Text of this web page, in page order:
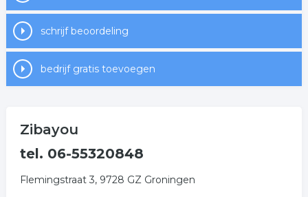
schrijf beoordeling
bedrijf gratis toevoegen
Zibayou
tel. 06-55320848
Flemingstraat 3, 9728 GZ Groningen